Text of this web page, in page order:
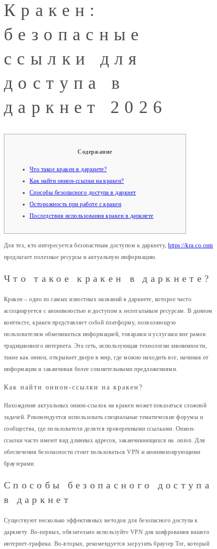
Кракен:
безопасные
ссылки для
доступа в
даркнет 2026
Содержание
Что такое кракен в даркнете?
Как найти онион-ссылки на кракен?
Способы безопасного доступа в даркнет
Осторожность при работе с кракен
Последствия использования кракен в даркнете
Для тех, кто интересуется безопастным доступом к даркнету,https://kra.co.com
предлагает полезные ресурсы и актуальную информацию.
Что такое кракен в даркнете?
Кракен – одно из самых известных названий в даркнете, которое часто
ассоциируется с анонимностью и доступом к нелегальным ресурсам. В данном
контексте, кракен представляет собой платформу, позволяющую
пользователям обмениваться информацией, товарами и услугами вне рамок
традиционного интернета. Эта сеть, использующая технологии анонимности,
такие как онион, открывает двери в мир, где можно находить все, начиная от
информации и заканчивая более сомнительными предложениями.
Как найти онион-ссылки на кракен?
Нахождение актуальных онион-ссылок на кракен может показаться сложной
задачей. Рекомендуется использовать специальные тематические форумы и
сообщества, где пользователи делятся проверенными ссылками. Онион-
ссылки часто имеют вид длинных адресов, заканчивающихся на .onion. Для
обеспечения безопасности стоит пользоваться VPN и анонимизирующими
браузерами.
Способы безопасного доступа
в даркнет
Существуют несколько эффективных методов для безопасного доступа к
даркнету. Во-первых, обязательно используйте VPN для шифрования вашего
интернет-трафика. Во-вторых, рекомендуется загрузить браузер Tor, который